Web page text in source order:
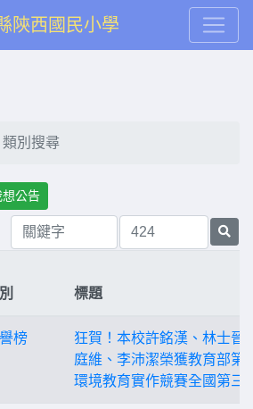
陝西國民小學
類別搜尋
公告
標題
榜
狂賀！本校許銘漢、林士晉
庭維、李沛潔榮獲教育部第
環境教育實作競賽全國第三